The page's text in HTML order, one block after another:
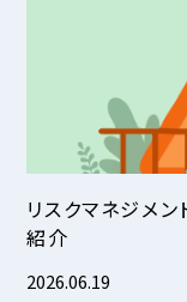
リスクマネジメ
紹介
2026.06.19